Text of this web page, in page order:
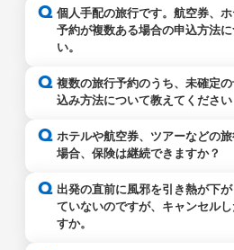
Q 個人手配の旅行です。航空券、
予約が複数ある場合の申込方法
い。
同じである場合は原則として１つ
みいただけます。
などは こちら をご確認ください。
泊分のキャンセル費用は海外旅行
対象となりません。前泊後泊分に
る場合は個別にTravelキャンセル
Q 複数の旅行予約のうち、未確定
込み方法について教えてください
が確定した段階でご加入の条件を
「直近の予約日」をご入力のうえ
ただし、予約がすべて確定するま
約に対する補償が必要な場合は
ご予約ごとに加入のお手続きをお
Q ホテルや航空券、ツアーなどの
場合、保険は継続できますか？
きをお願いします。
なお、引き続き補償をご希望さ
の旅行に対して保険にご加入いた
Q 出発の直前に風邪を引き熱が下
ていないのですが、キャンセル
すか。